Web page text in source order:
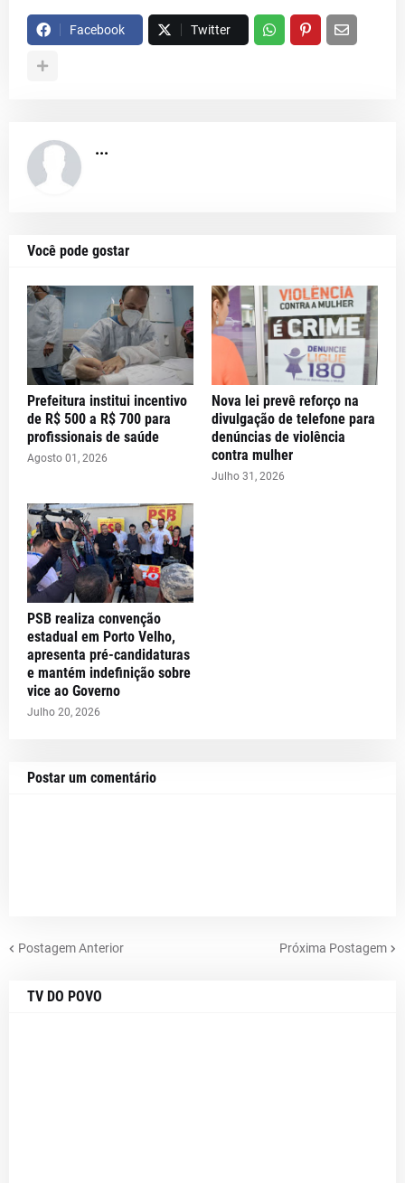
Facebook Twitter
...
Você pode gostar
Prefeitura institui incentivo
de R$ 500 a R$ 700 para
profissionais de saúde
Agosto 01, 2026
Nova lei prevê reforço na
divulgação de telefone para
denúncias de violência
contra mulher
Julho 31, 2026
PSB realiza convenção
estadual em Porto Velho,
apresenta pré-candidaturas
e mantém indefinição sobre
vice ao Governo
Julho 20, 2026
Postar um comentário
Postagem Anterior Próxima Postagem
TV DO POVO